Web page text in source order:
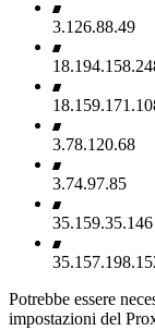
3.126.88.49
3.78.120.68
3.74.97.85
35.159.35.146
Potrebbe essere
impostazioni del